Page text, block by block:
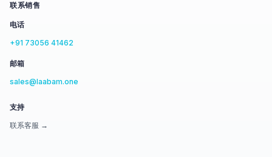
联系销售
电话
+91 73056 41462
邮箱
sales@laabam.one
支持
联系客服 →